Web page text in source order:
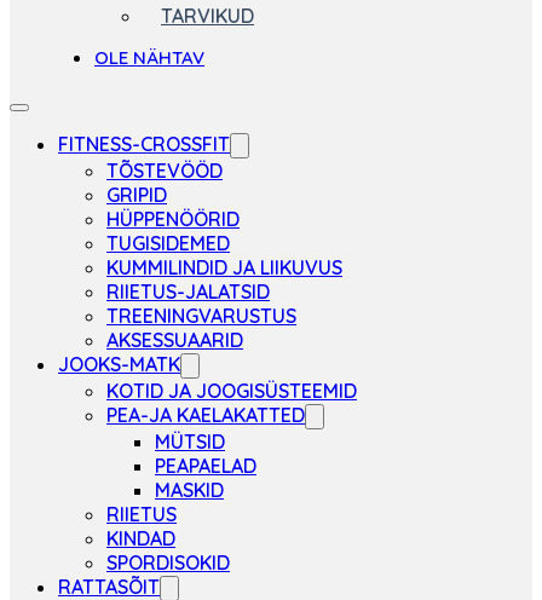
TARVIKUD
OLE NÄHTAV
FITNESS-CROSSFIT
TÕSTEVÖÖD
GRIPID
HÜPPENÖÖRID
TUGISIDEMED
KUMMILINDID JA LIIKUVUS
RIIETUS-JALATSID
TREENINGVARUSTUS
AKSESSUAARID
JOOKS-MATK
KOTID JA JOOGISÜSTEEMID
PEA-JA KAELAKATTED
MÜTSID
PEAPAELAD
MASKID
RIIETUS
KINDAD
SPORDISOKID
RATTASÕIT